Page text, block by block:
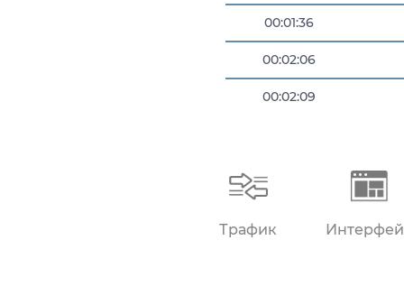
00:01:36
00:02:06
00:02:09
Трафик